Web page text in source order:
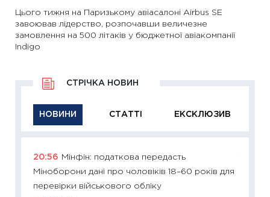
Цього тижня на Паризькому авіасалоні Airbus SE
завоював лідерство, розпочавши величезне
замовлення на 500 літаків у бюджетної авіакомпанії
Indigo
НОВИНИ СТАТТІ ЕКСКЛЮЗИВ
СТРІЧКА НОВИН
20:56 Мінфін: податкова передасть
Міноборони дані про чоловіків 18–60 років для
перевірки військового обліку